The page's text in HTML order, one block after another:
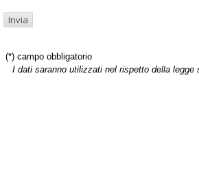
(*) campo obbligatorio
I dati saranno utilizzati nel rispetto della legge